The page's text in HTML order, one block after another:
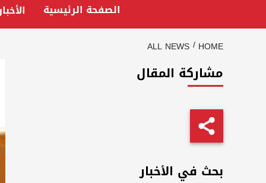
الصفحة الرئيسية
HOME
ALL NEWS
مشاركة المقال
بحث في الأخبار